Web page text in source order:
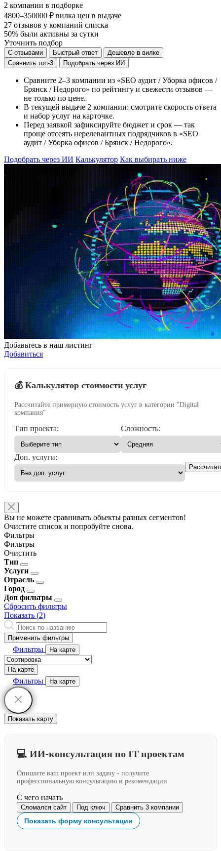
2 компании в подборке
4800–350000 ₽ вилка цен в выдаче
27 отзывов у компаний списка
50% были активны за сутки
Уточнить подбор
С отзывами Быстрый ответ
Дешевле в вилке
Сравнить топ-3
Подобрать через ИИ
Сравните 2–3 компании из «SEO аудит / Уборка офисов /
Брянск / Недорого» по рейтингу и свежести отзывов —
не только по цене.
В текущей выдаче 2 компании: смотрите скорость ответа
и набор услуг на карточке.
Перед заявкой зафиксируйте бюджет и срок — так
проще отсеять нерелевантных подрядчиков в «SEO
аудит / Уборка офисов / Брянск / Недорого».
Подобрать через ИИ Калькулятор Как выбирать ниже
Добавьтесь в наш листинг
Добавиться
💰 Калькулятор стоимости услуг
Рассчитайте примерную стоимость услуг в категории "Digital
компания"
Тип проекта: Сложность:
Доп. услуги:
Вы не можете сравнивать обьекты разных сегментов!
Очистите список и попробуйте снова.
Фильтры
Фильтры
Очистить
Тип
Услуги
Отрасль
Город
Доп фильтры
Сбросить фильтры
Показать (2)
Применить фильтры
Фильтры На карте
На карте
Фильтры На карте
Показать карту
💻 ИИ-консультация по IT проектам
Опишите ваш проект или задачу - получите
профессиональную консультацию и рекомендации
С чего начать
Сломался сайт Под ключ Сравнить 3 компании
Показать форму консультации